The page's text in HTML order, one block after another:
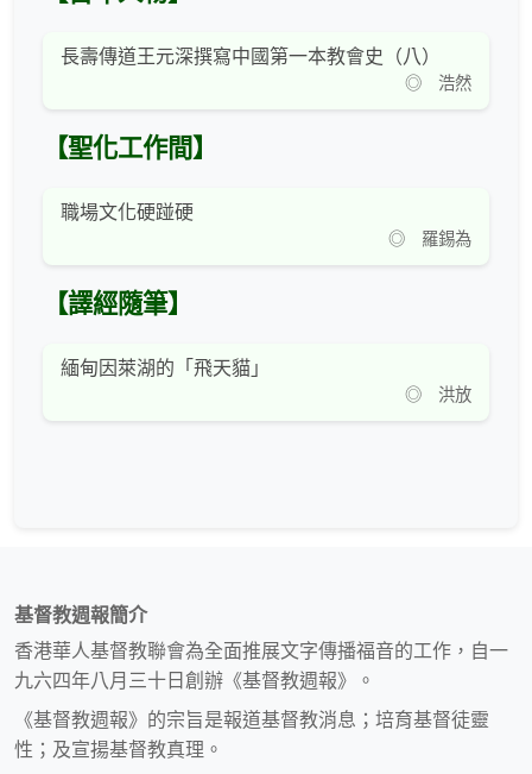
長壽傳道王元深撰寫中國第一本教會史（八）
◎ 浩然
【聖化工作間】
職場文化硬踫硬
◎ 羅錫為
【譯經隨筆】
緬甸因萊湖的「飛天貓」
◎ 洪放
基督教週報簡介
香港華人基督教聯會為全面推展文字傳播福音的工作，自一
九六四年八月三十日創辦《基督教週報》。
《基督教週報》的宗旨是報道基督教消息；培育基督徒靈
性；及宣揚基督教真理。